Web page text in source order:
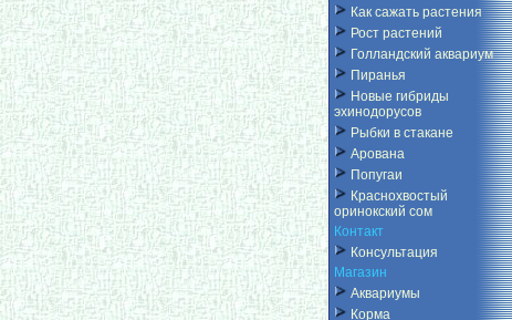
Как сажать растения
Рост растений
Голландский аквариум
Пиранья
Новые гибриды
эхинодорусов
Рыбки в стакане
Арована
Попугаи
Краснохвостый
оринокский сом
Контакт
Консультация
Магазин
Аквариумы
Корма